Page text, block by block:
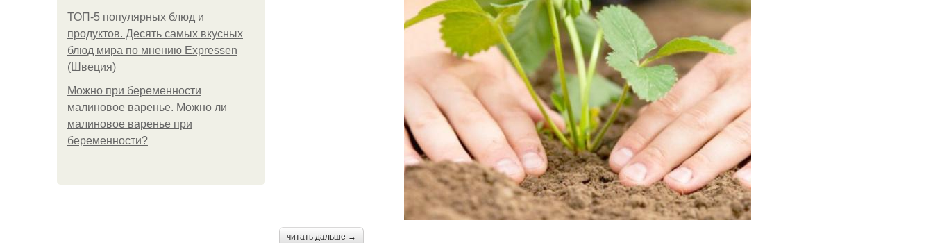
ТОП-5 популярных блюд и
продуктов. Десять самых вкусных
блюд мира по мнению Expressen
(Швеция)
Можно при беременности
малиновое варенье. Можно ли
малиновое варенье при
беременности?
Клубники от
вредителей
Клубники на пленку
Клубники в домашних
Клубники в период
Уход за ремонтантной
клубникой
читать дальше →